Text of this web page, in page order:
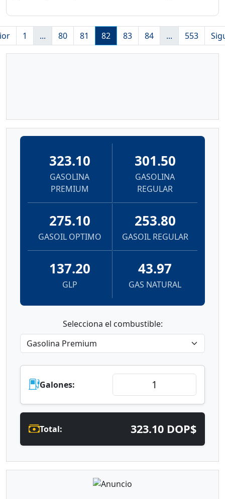
1 ... 80 81 82 83 84 ... 553
323.10
GASOLINA
PREMIUM
301.50
GASOLINA
REGULAR
275.10
GASOIL OPTIMO
253.80
GASOIL REGULAR
137.20
GLP
43.97
GAS NATURAL
Selecciona el combustible:
Galones:
Total: 323.10 DOP$